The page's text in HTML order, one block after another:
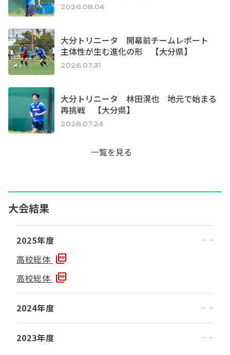
2026.08.04
大分トリニータ 開幕前チームレポート
主体性が生む進化の形 【大分県】
2026.07.31
大分トリニータ 林田滉也 地元で始まる
再挑戦 【大分県】
2026.07.24
一覧を見る
大会結果
2025年度
高校総体
高校総体
2024年度
2023年度